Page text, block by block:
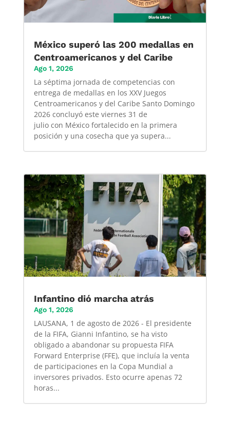
México superó las 200 medallas en
Centroamericanos y del Caribe
Ago 1, 2026
La séptima jornada de competencias con
entrega de medallas en los XXV Juegos
Centroamericanos y del Caribe Santo Domingo
2026 concluyó este viernes 31 de
julio con México fortalecido en la primera
posición y una cosecha que ya supera...
Infantino dió marcha atrás
Ago 1, 2026
LAUSANA, 1 de agosto de 2026 - El presidente
de la FIFA, Gianni Infantino, se ha visto
obligado a abandonar su propuesta FIFA
Forward Enterprise (FFE), que incluía la venta
de participaciones en la Copa Mundial a
inversores privados. Esto ocurre apenas 72
horas...